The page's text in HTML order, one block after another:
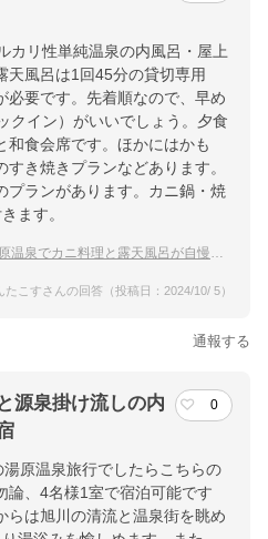
カリ性単純温泉の内風呂・屋上
天風呂は1回45分の貸切専用
必要です。先着順なので、早め
クイン）がいいでしょう。夕食
和食会席です。ほかにはかも
き焼きプランなどあります。
プランがあります。カニ鍋・焼
ます。
泉でカニ料理と露天風呂が自慢の温泉宿は？
たこすさんの回答（投稿日：2024/10/ 5）
通報する
源泉掛け流しの内
0
原温泉旅行でしたらこちらの
論、4名様1室で宿泊可能です
らは旭川の清流と温泉街を眺め